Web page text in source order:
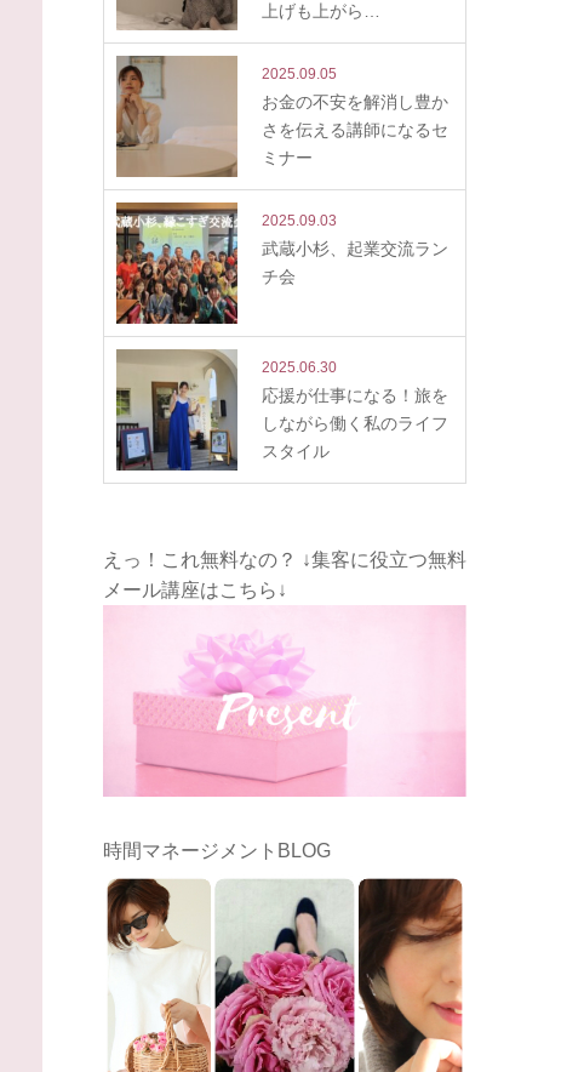
上げも上がら…
2025.09.05
お金の不安を解消し豊か
さを伝える講師になるセ
ミナー
2025.09.03
武蔵小杉、起業交流ラン
チ会
2025.06.30
応援が仕事になる！旅を
しながら働く私のライフ
スタイル
えっ！これ無料なの？ ↓集客に役立つ無料
メール講座はこちら↓
時間マネージメントBLOG